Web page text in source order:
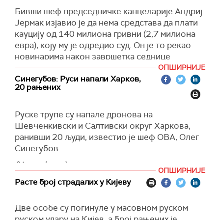
(Унијан)
Бивши шеф председничке канцеларије Андриј
Јермак изјавио је да нема средстава да плати
кауцију од 140 милиона гривни (2,7 милиона
евра), коју му је одредио суд. Он је то рекао
новинарима након завршетка седнице
Врховног судског савета.
"Немам толико новца. Сада ће адвокат
сарађивати с пријатељима и познаницима",
На питање о могућем боравку у притворском
центру, бивши шеф ОП је напоменуо да
планира да са собом Поново је одбацио све
оптужбе против себе.
"Мислим да ће мој адвокат одбране, група
адвоката, поднети жалбу. Немам шта да кријем.
поручио је Јермак.
ОПШИРНИЈЕ
Синегубов: Руси напали Харков,
20 рањених
Руске трупе су напале дронова на
Шевченкивски и Салтивски округ Харкова,
ранивши 20 људи, известио је шеф ОВА, Олег
Синегубов.
(Укринформ)
ОПШИРНИЈЕ
Расте број страдалих у Кијеву
Две особе су погинуле у масовном руском